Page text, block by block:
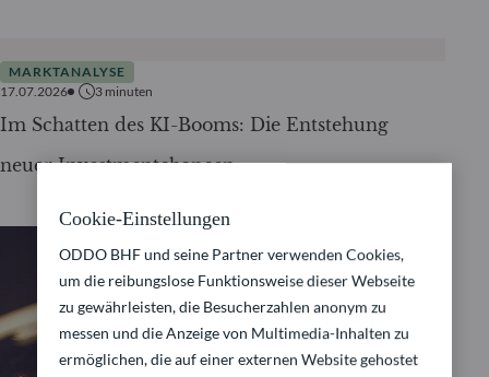
MARKTANALYSE
17.07.2026
3 minuten
Im Schatten des KI-Booms: Die Entstehung
neuer Investmentchancen
Cookie-Einstellungen
ODDO BHF und seine Partner verwenden Cookies,
um die reibungslose Funktionsweise dieser Webseite
zu gewährleisten, die Besucherzahlen anonym zu
messen und die Anzeige von Multimedia-Inhalten zu
ermöglichen, die auf einer externen Website gehostet